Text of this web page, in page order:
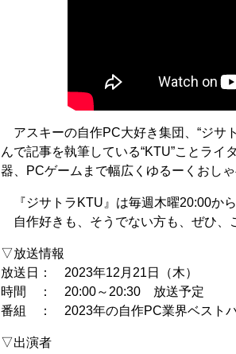
アスキーの自作PC大好き集団、“ジサ
んで記事を執筆している“KTU”ことラ
器、PCゲームまで幅広くゆるーくおし
『ジサトラKTU』は毎週木曜20:00か
自作好きも、そうでない方も、ぜひ、
▽放送情報
放送日： 2023年12月21日（木）
時間 ： 20:00～20:30 放送予定
番組 ： 2023年の自作PC業界ベスト
▽出演者